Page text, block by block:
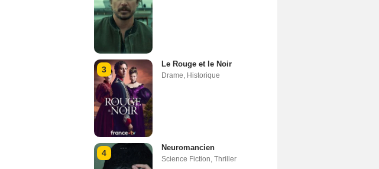
3
Le Rouge et le Noir
Drame, Historique
4
Neuromancien
Science Fiction, Thriller